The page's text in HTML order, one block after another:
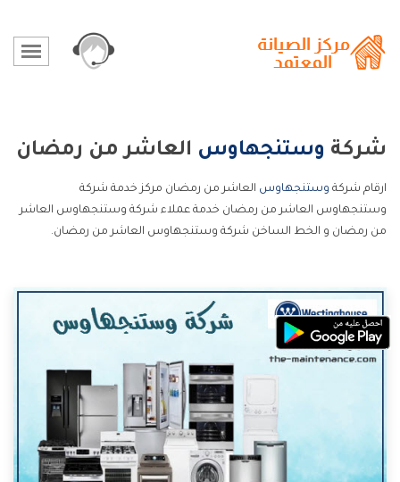
شركة وستنجهاوس العاشر من رمضان
ارقام شركة وستنجهاوس العاشر من رمضان مركز خدمة شركة
وستنجهاوس العاشر من رمضان خدمة عملاء شركة وستنجهاوس العاشر
من رمضان و الخط الساخن شركة وستنجهاوس العاشر من رمضان.